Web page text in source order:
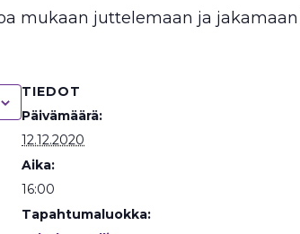
mukaan juttelemaan ja
TIEDOT
Päivämäärä:
12.12.2020
Aika:
16:00
Tapahtumaluokka: